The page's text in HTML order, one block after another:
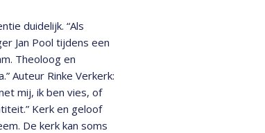
duidelijk. “Als
Jan Pool tijdens een
Theoloog en
Auteur Rinke Verkerk:
mij, ik ben vies, of
Kerk en geloof
De kerk kan soms